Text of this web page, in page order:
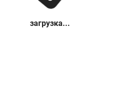
загрузка...